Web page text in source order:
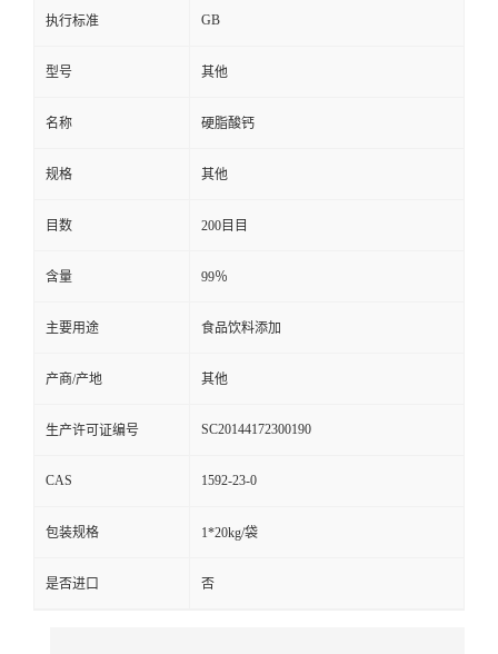
执行标准 GB
型号 其他
名称 硬脂酸钙
规格 其他
目数 200目目
含量 99％
主要用途 食品饮料添加
产商/产地 其他
生产许可证编号 SC20144172300190
CAS 1592-23-0
包装规格 1*20kg/袋
是否进口 否